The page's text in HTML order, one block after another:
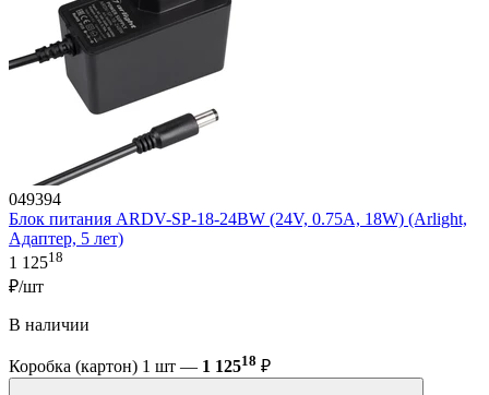
049394
Блок питания ARDV-SP-18-24BW (24V, 0.75A, 18W) (Arlight,
Адаптер, 5 лет)
1 12518
₽/шт
В наличии
Коробка (картон) 1 шт — 1 12518 ₽